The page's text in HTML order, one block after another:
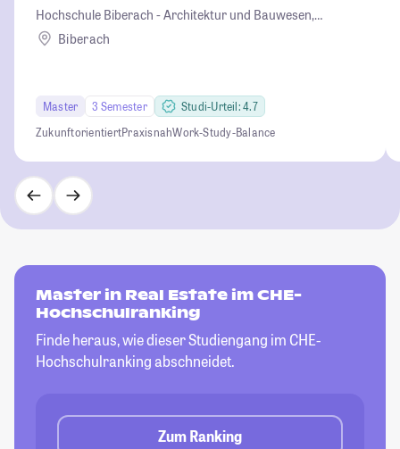
Hochschule Biberach - Architektur und Bauwesen,
Betriebswirtschaft und Biotechnologie
Biberach
Master 3 Semester
Studi-Urteil: 4.7
ZukunftorientiertPraxisnahWork-Study-Balance
Master in Real Estate im CHE-
Hochschulranking
Finde heraus, wie dieser Studiengang im CHE-
Hochschulranking abschneidet.
Zum Ranking